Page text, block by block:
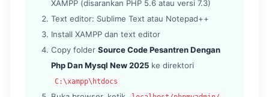
XAMPP (disarankan PHP 5.6 atau versi 7.3)
Text editor: Sublime Text atau Notepad++
Install XAMPP dan text editor
Copy folder Source Code Pesantren Dengan
Php Dan Mysql New 2025 ke direktori
C:\xampp\htdocs